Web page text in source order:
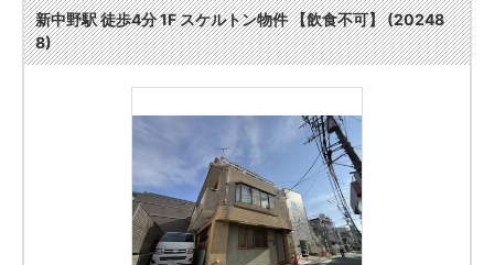
新中野駅 徒歩4分 1F スケルトン物件 【飲食不可】 (20248
8)